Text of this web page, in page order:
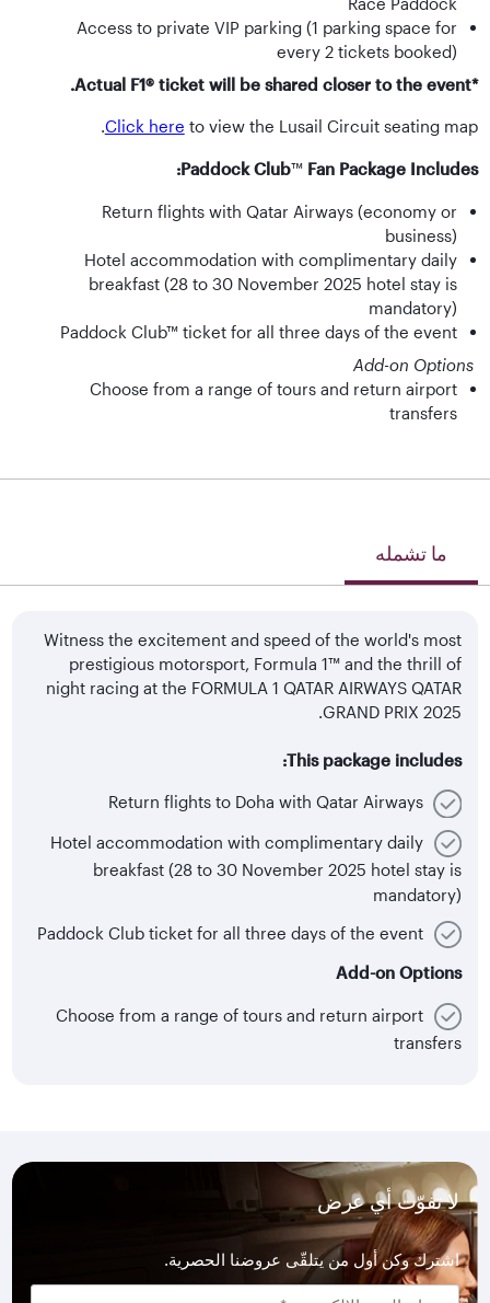
Access to private VIP parking (1 parking space for
every 2 tickets booked)
*Actual F1® ticket will be shared closer to the event.
Click here to view the Lusail Circuit seating map.
Paddock Club™Fan Package Includes:
Return flights with Qatar Airways (economy or
business)
Hotel accommodation with complimentary daily
breakfast (28 to 30 November 2025 hotel stay is
mandatory)
Paddock Club™ ticket for all three days of the event
Add-on Options
Choose from a range of tours and return airport
transfers
ما تشمله
Witness the excitement and speed of the world's most
prestigious motorsport, Formula 1™ and the thrill of
night racing at the FORMULA 1 QATAR AIRWAYS QATAR
GRAND PRIX 2025.
This package includes:
Return flights to Doha with Qatar Airways
Hotel accommodation with complimentary daily
breakfast (28 to 30 November 2025 hotel stay is
mandatory)
Paddock Club ticket for all three days of the event
Add-on Options
Choose from a range of tours and return airport
transfers
لا تفوّت أي عرض
اشترك وكن أول من يتلقّى عروضنا الحصرية.